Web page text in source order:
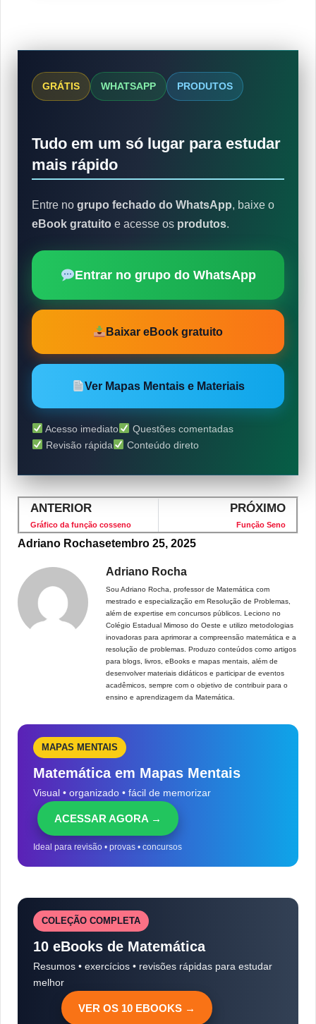
GRÁTIS WHATSAPP PRODUTOS
Tudo em um só lugar para estudar
mais rápido
Entre no grupo fechado do WhatsApp, baixe o
eBook gratuito e acesse os produtos.
Entrar no grupo do WhatsApp
Baixar eBook gratuito
Ver Mapas Mentais e Materiais
Acesso imediato
Questões comentadas
Revisão rápida
Conteúdo direto
ANTERIOR
Gráfico da função cosseno
PRÓXIMO
Função Seno
Adriano Rochasetembro 25, 2025
Adriano Rocha
Sou Adriano Rocha, professor de Matemática com
mestrado e especialização em Resolução de Problemas,
além de expertise em concursos públicos. Leciono no
Colégio Estadual Mimoso do Oeste e utilizo metodologias
inovadoras para aprimorar a compreensão matemática e a
resolução de problemas. Produzo conteúdos como artigos
para blogs, livros, eBooks e mapas mentais, além de
desenvolver materiais didáticos e participar de eventos
acadêmicos, sempre com o objetivo de contribuir para o
ensino e aprendizagem da Matemática.
MAPAS MENTAIS
Matemática em Mapas Mentais
Visual • organizado • fácil de memorizar
ACESSAR AGORA →
Ideal para revisão • provas • concursos
COLEÇÃO COMPLETA
10 eBooks de Matemática
Resumos • exercícios • revisões rápidas para estudar
melhor
VER OS 10 EBOOKS →